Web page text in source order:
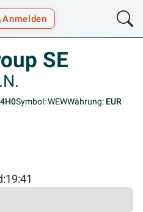
Anmelden
SE
Symbol: WEWWährung: EUR
19:41